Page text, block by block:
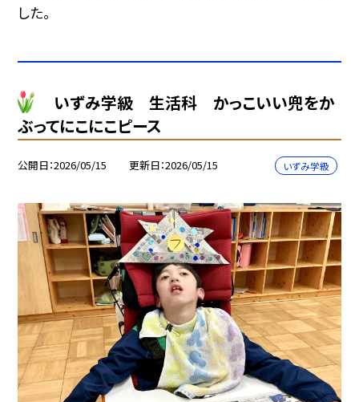
した。
いずみ学級 生活科 かっこいい兜をか
ぶってにこにこピース
公開日 2026/05/15 更新日 2026/05/15 いずみ学級